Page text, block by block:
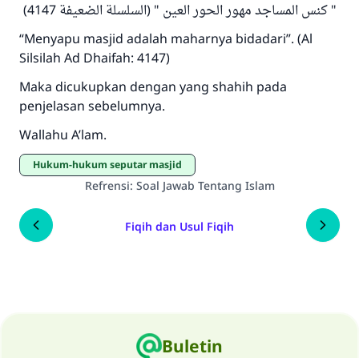
" كنس المساجد مهور الحور العين " (السلسلة الضعيفة 4147)
“Menyapu masjid adalah maharnya bidadari”. (Al
Silsilah Ad Dhaifah: 4147)
Maka dicukupkan dengan yang shahih pada
penjelasan sebelumnya.
Wallahu A’lam.
Hukum-hukum seputar masjid
Refrensi: Soal Jawab Tentang Islam
Fiqih dan Usul Fiqih
Buletin